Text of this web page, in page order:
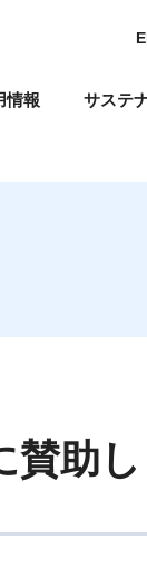
情報 サステ
賛助